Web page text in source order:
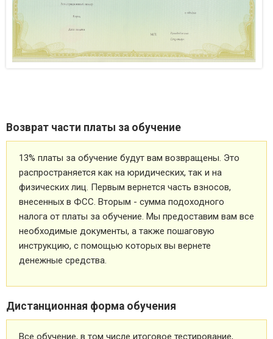
Возврат части платы за обучение
13% платы за обучение будут вам возвращены. Это
распространяется как на юридических, так и на
физических лиц. Первым вернется часть взносов,
внесенных в ФСС. Вторым - сумма подоходного
налога от платы за обучение. Мы предоставим вам все
необходимые документы, а также пошаговую
инструкцию, с помощью которых вы вернете
денежные средства.
Дистанционная форма обучения
Все обучение, в том числе итоговое тестирование,